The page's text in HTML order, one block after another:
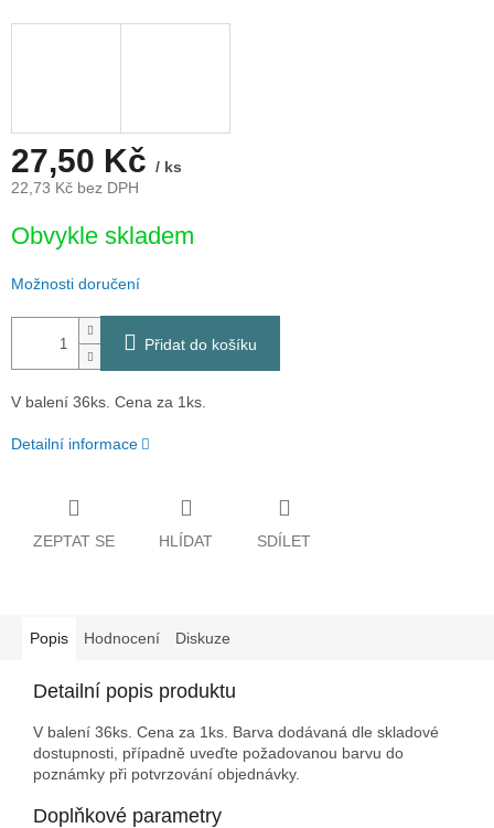
27,50 Kč / ks
22,73 Kč bez DPH
cena:
Obvykle skladem
Možnosti doručení
Přidat do košíku
V balení 36ks. Cena za 1ks.
Detailní informace
ZEPTAT SE HLÍDAT SDÍLET
Popis Hodnocení Diskuze
Detailní popis produktu
V balení 36ks. Cena za 1ks. Barva dodávaná dle skladové
dostupnosti, případně uveďte požadovanou barvu do
poznámky při potvrzování objednávky.
Doplňkové parametry